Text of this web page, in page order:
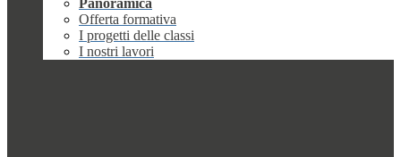
Panoramica
Offerta formativa
I progetti delle classi
I nostri lavori